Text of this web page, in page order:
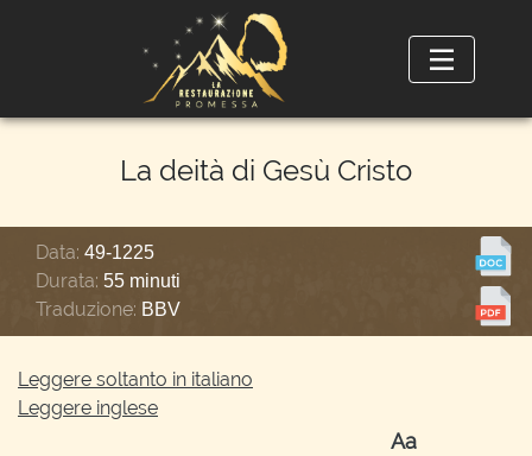
La deità di Gesù Cristo
Data: 49-1225
Durata: 55 minuti
Traduzione: BBV
Leggere soltanto in italiano
Leggere inglese
Аа